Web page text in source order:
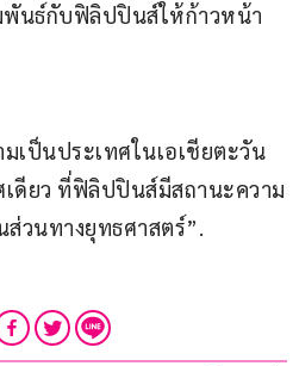
พันธ์กับฟิลิปปินส์ให้ก้าวหน้า
เป็นประเทศในเอเชียตะวัน
เดียว ที่ฟิลิปปินส์มีสถานะความ
วนทางยุทธศาสตร์”.